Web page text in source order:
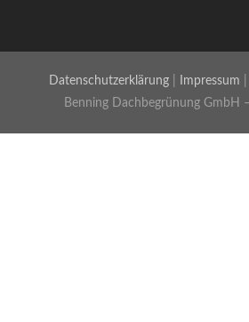
Datenschutzerklärung| Impressum
Benning Dachbegrünung GmbH